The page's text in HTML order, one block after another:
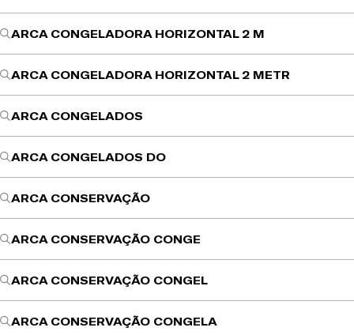
ARCA CONGELADORA HORIZONTAL 2 M
ARCA CONGELADORA HORIZONTAL 2 METR
ARCA CONGELADOS
ARCA CONGELADOS DO
ARCA CONSERVAÇÃO
ARCA CONSERVAÇÃO CONGE
ARCA CONSERVAÇÃO CONGEL
ARCA CONSERVAÇÃO CONGELA